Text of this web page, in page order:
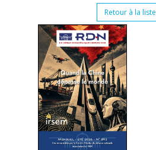
Retour à la liste